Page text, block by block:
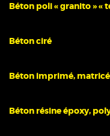
Béton poli « granito » «
Béton ciré
Béton imprimé,
Béton résine époxy,